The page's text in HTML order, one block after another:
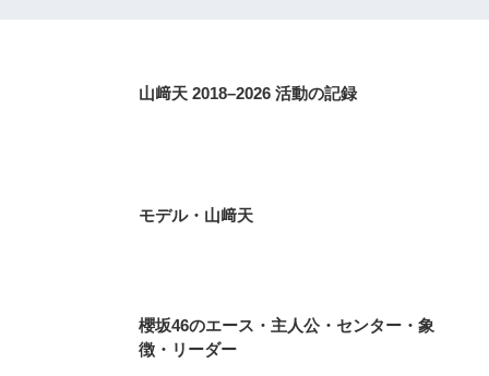
山﨑天 2018–2026 活動の記録
モデル・山﨑天
櫻坂46のエース・主人公・センター・象
徴・リーダー